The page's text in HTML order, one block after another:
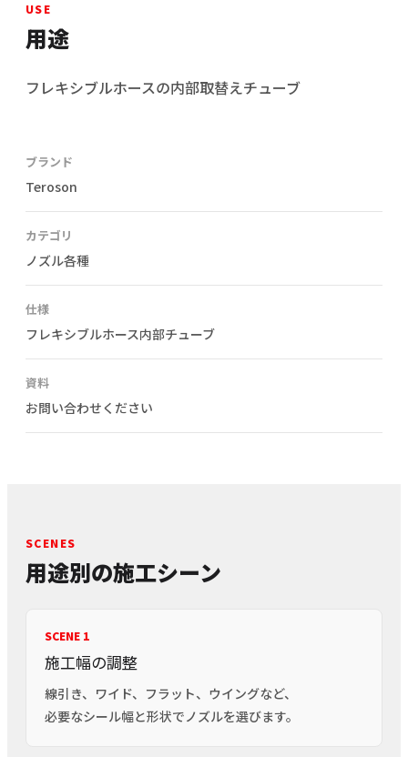
USE
用途
フレキシブルホースの内部取替えチューブ
ブランド
Teroson
カテゴリ
ノズル各種
仕様
フレキシブルホース内部チューブ
資料
お問い合わせください
SCENES
用途別の施工シーン
SCENE 1
施工幅の調整
線引き、ワイド、フラット、ウイングなど、
必要なシール幅と形状でノズルを選びます。